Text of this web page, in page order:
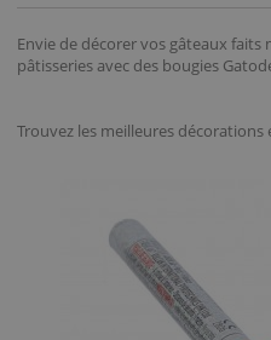
Envie de décorer vos gâteaux faits
pâtisseries avec des bougies
Trouvez les meilleures décorations